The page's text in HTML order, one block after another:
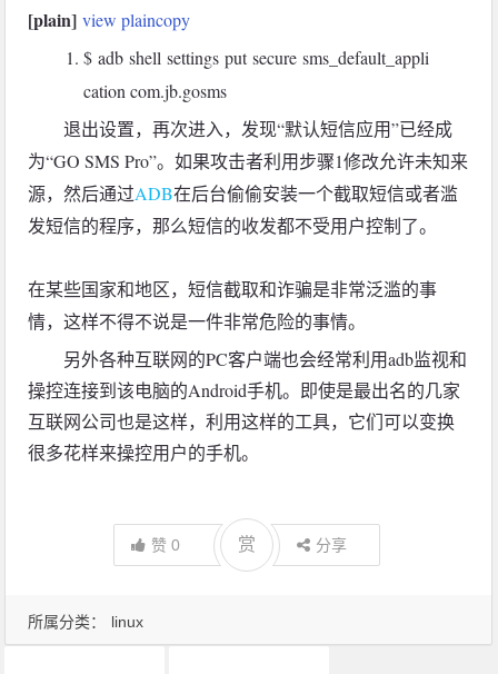
[plain] view plaincopy
$ adb shell settings put secure sms_default_appli
cation com.jb.gosms
退出设置，再次进入，发现“默认短信应用”已经成
为“GO SMS Pro”。如果攻击者利用步骤1修改允许未知来
源，然后通过ADB在后台偷偷安装一个截取短信或者滥
发短信的程序，那么短信的收发都不受用户控制了。
在某些国家和地区，短信截取和诈骗是非常泛滥的事
情，这样不得不说是一件非常危险的事情。
另外各种互联网的PC客户端也会经常利用adb监视和
操控连接到该电脑的Android手机。即使是最出名的几家
互联网公司也是这样，利用这样的工具，它们可以变换
很多花样来操控用户的手机。
赞0 赏 分享
所属分类： linux